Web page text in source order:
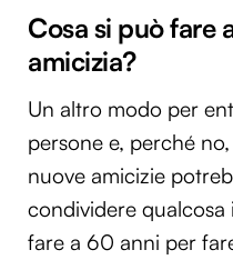
Cosa si può fare
amicizia?
Un altro modo per
persone e, perché
nuove amicizie
condividere qualcosa
fare a 60 anni per